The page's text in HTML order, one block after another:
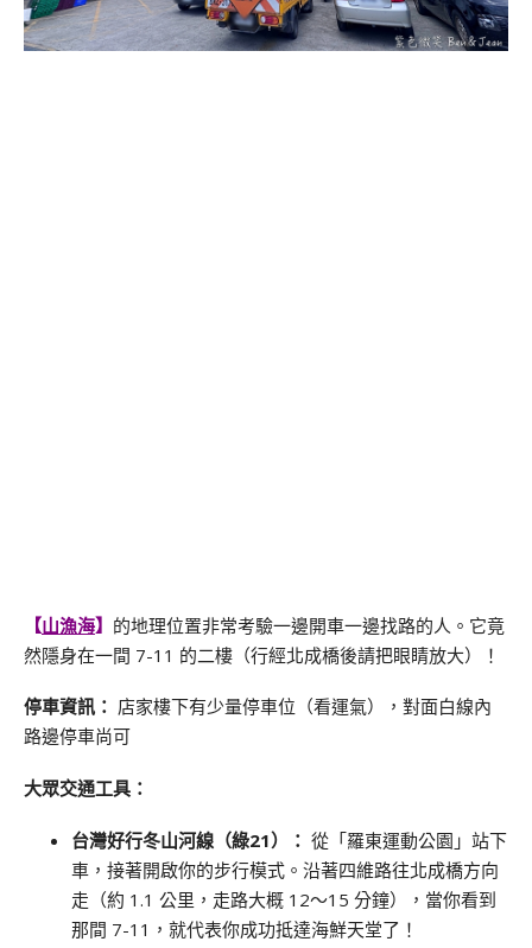
【山漁海】 的地理位置非常考驗一邊開車一邊找路的人。它竟
然隱身在一間 7-11 的二樓（行經北成橋後請把眼睛放大）！
停車資訊： 店家樓下有少量停車位（看運氣），對面白線內
路邊停車尚可
大眾交通工具：
台灣好行冬山河線（綠21）： 從「羅東運動公園」站下
車， 接著開啟你的步行模式。 沿著四維路往北成橋方向
走（約 1.1 公里， 走路大概 12～15 分鐘）， 當你看到
那間 7-11， 就代表你成功抵達海鮮天堂了！